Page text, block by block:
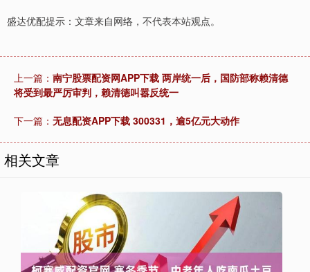
盛达优配提示：文章来自网络，不代表本站观点。
上一篇： 南宁股票配资网APP下载 两岸统一后，国防部称赖清德
将受到最严厉审判，赖清德叫嚣反统一
下一篇： 无息配资APP下载 300331，逾5亿元大动作
相关文章